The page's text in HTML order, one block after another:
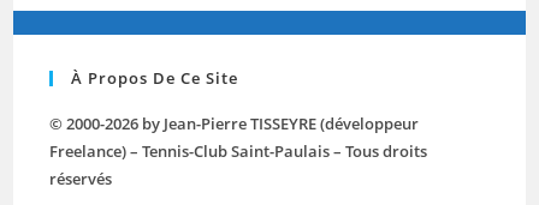
close
À Propos De Ce Site
© 2000-2026 by Jean-Pierre TISSEYRE (développeur
Freelance) – Tennis-Club Saint-Paulais – Tous droits
réservés